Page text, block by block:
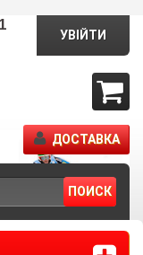
ПОИСК
УВІЙТИ
ДОСТАВКА